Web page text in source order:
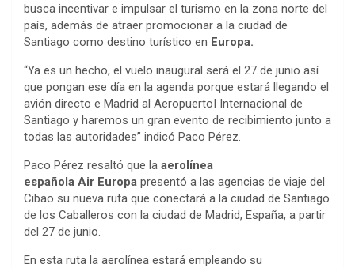
busca incentivar e impulsar el turismo en la zona norte del
país, además de atraer promocionar a la ciudad de
Santiago como destino turístico en Europa.
“Ya es un hecho, el vuelo inaugural será el 27 de junio así
que pongan ese día en la agenda porque estará llegando el
avión directo e Madrid al AeropuertoI Internacional de
Santiago y haremos un gran evento de recibimiento junto a
todas las autoridades” indicó Paco Pérez.
Paco Pérez resaltó que la aerolínea
española Air Europa presentó a las agencias de viaje del
Cibao su nueva ruta que conectará a la ciudad de Santiago
de los Caballeros con la ciudad de Madrid, España, a partir
del 27 de junio.
En esta ruta la aerolínea estará empleando su